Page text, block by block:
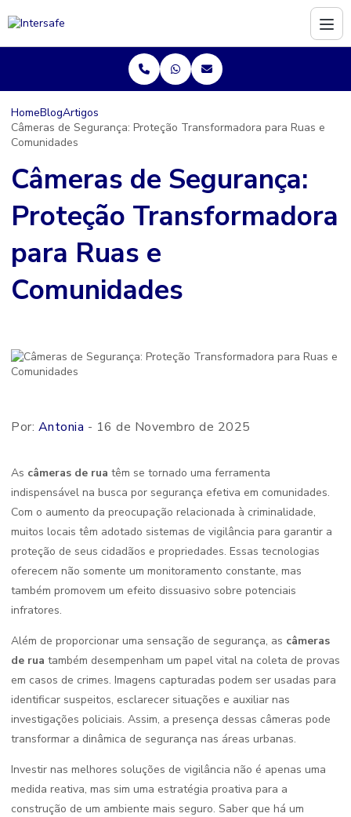
HomeBlogArtigos
Câmeras de Segurança: Proteção Transformadora para Ruas e
Comunidades
Câmeras de Segurança:
Proteção Transformadora
para Ruas e
Comunidades
Por: Antonia - 16 de Novembro de 2025
As câmeras de rua têm se tornado uma ferramenta
indispensável na busca por segurança efetiva em comunidades.
Com o aumento da preocupação relacionada à criminalidade,
muitos locais têm adotado sistemas de vigilância para garantir a
proteção de seus cidadãos e propriedades. Essas tecnologias
oferecem não somente um monitoramento constante, mas
também promovem um efeito dissuasivo sobre potenciais
infratores.
Além de proporcionar uma sensação de segurança, as câmeras
de rua também desempenham um papel vital na coleta de provas
em casos de crimes. Imagens capturadas podem ser usadas para
identificar suspeitos, esclarecer situações e auxiliar nas
investigações policiais. Assim, a presença dessas câmeras pode
transformar a dinâmica de segurança nas áreas urbanas.
Investir nas melhores soluções de vigilância não é apenas uma
medida reativa, mas sim uma estratégia proativa para a
construção de um ambiente mais seguro. Saber que há um